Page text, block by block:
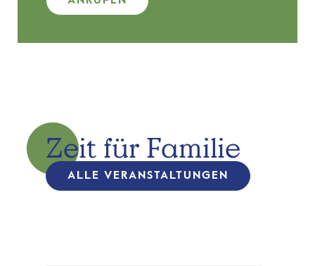
Zeit für Familie
ALLE VERANSTALTUNGEN